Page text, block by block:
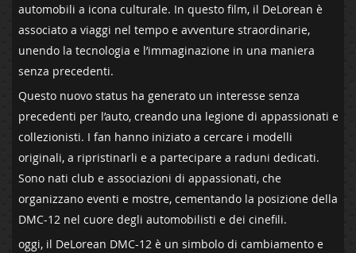
automobili a icona‌ culturale. In questo film, ‍il DeLorean è
associato ⁤a viaggi nel ⁣tempo e avventure straordinarie,
unendo la tecnologia e ​l’immaginazione in ⁣una maniera
senza precedenti.
Questo nuovo status ha generato un interesse senza
precedenti ‌per ⁣l’auto, creando una‌ legione di appassionati e
collezionisti. I fan hanno iniziato a cercare i modelli
originali, a ⁣ripristinarli​ e ‌a partecipare a raduni⁤ dedicati.
Sono nati club e associazioni di appassionati, che
organizzano eventi e mostre, cementando la posizione della
DMC-12 nel cuore degli automobilisti e dei cinefili.
oggi, il DeLorean DMC-12‍ è un simbolo di cambiamento e